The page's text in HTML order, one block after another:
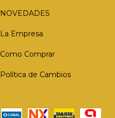
NOVEDADES
La Empresa
Como Comprar
Política de Cambios